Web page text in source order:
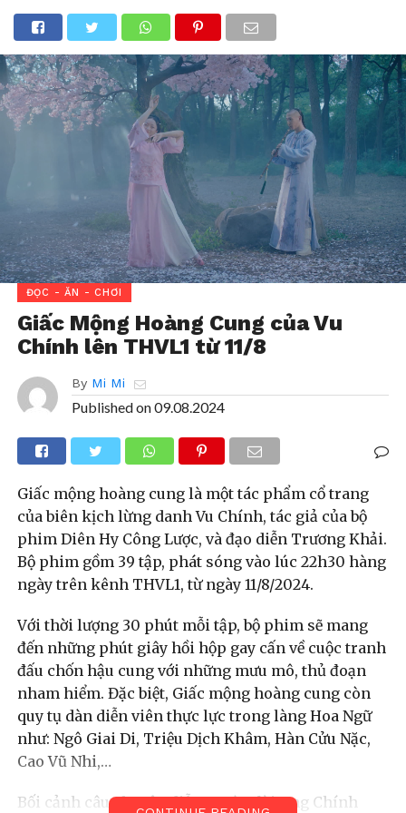
ĐỌC - ĂN - CHƠI
Giấc Mộng Hoàng Cung của Vu
Chính lên THVL1 từ 11/8
By Mi Mi
Published on09.08.2024
Giấc mộng hoàng cung là một tác phẩm cổ trang
của biên kịch lừng danh Vu Chính, tác giả của bộ
phim Diên Hy Công Lược, và đạo diễn Trương Khải.
Bộ phim gồm 39 tập, phát sóng vào lúc 22h30 hàng
ngày trên kênh THVL1, từ ngày 11/8/2024.
Với thời lượng 30 phút mỗi tập, bộ phim sẽ mang
đến những phút giây hồi hộp gay cấn về cuộc tranh
đấu chốn hậu cung với những mưu mô, thủ đoạn
nham hiểm. Đặc biệt, Giấc mộng hoàng cung còn
quy tụ dàn diễn viên thực lực trong làng Hoa Ngữ
như: Ngô Giai Di, Triệu Dịch Khâm, Hàn Cửu Nặc,
Cao Vũ Nhi,…
Bối cảnh câu chuyện diễn ra vào đời Ung Chính